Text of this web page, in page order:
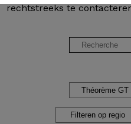
rechtstreeks te